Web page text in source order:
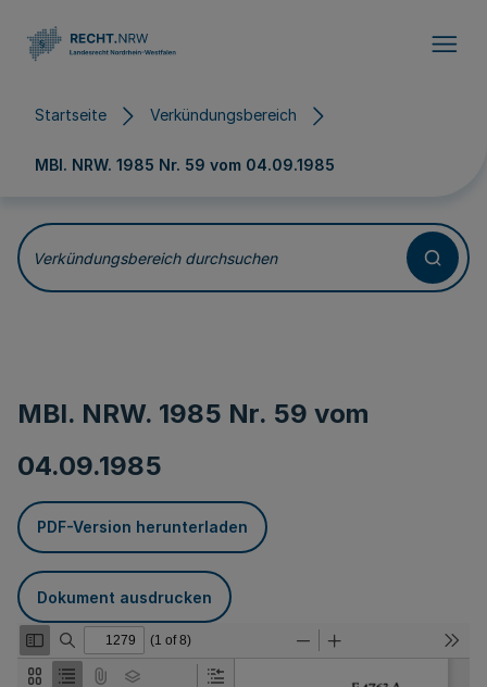
Startseite Verkündungsbereich
MBl. NRW. 1985 Nr. 59 vom 04.09.1985
Verkündungsbereich durchsuchen
MBl. NRW. 1985 Nr. 59 vom
04.09.1985
PDF-Version herunterladen
Dokument ausdrucken